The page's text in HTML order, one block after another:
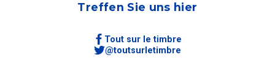
Treffen Sie uns hier
Tout sur le timbre
@toutsurletimbre